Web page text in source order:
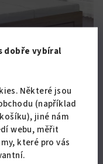
dobře vybíral
Některé jsou
(například
jiné nám
webu, měřit
které pro vás
a roštem